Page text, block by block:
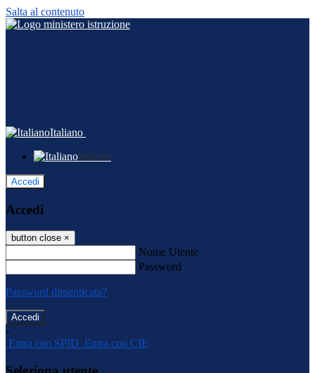
Salta al contenuto
Italiano
Italiano
Accedi
Accedi
button close ×
Nome Utente
Password
Password dimenticata?
-
Entra con SPID Entra con CIE